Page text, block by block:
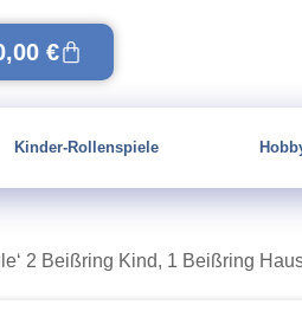
€
Kinder-Rollenspiele
2 Beißring Kind, 1 Beißring